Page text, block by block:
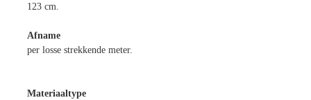
123 cm.
Afname
per losse strekkende meter.
Materiaaltype